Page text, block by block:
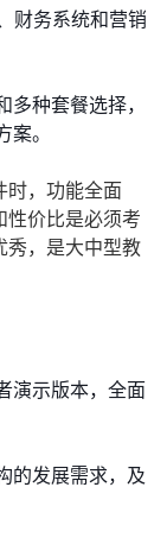
财务系统和营销
种套餐选择，
。
时，功能全面
性价比是必须考
秀，是大中型教
演示版本，全面
的发展需求，及